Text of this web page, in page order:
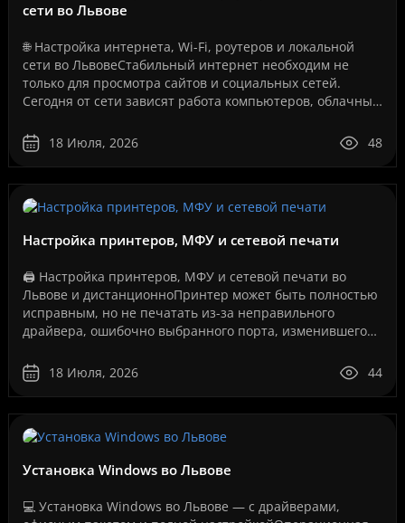
сети во Львове
🌐 Настройка интернета, Wi-Fi, роутеров и локальной
сети во ЛьвовеСтабильный интернет необходим не
только для просмотра сайтов и социальных сетей.
Сегодня от сети зависят работа компьютеров, облачные
18 Июля, 2026
48
Настройка принтеров, МФУ и сетевой печати
🖨️ Настройка принтеров, МФУ и сетевой печати во
Львове и дистанционноПринтер может быть полностью
исправным, но не печатать из-за неправильного
драйвера, ошибочно выбранного порта, изменившегося
соединение..
18 Июля, 2026 44
Установка Windows во Львове
💻 Установка Windows во Львове — с драйверами,